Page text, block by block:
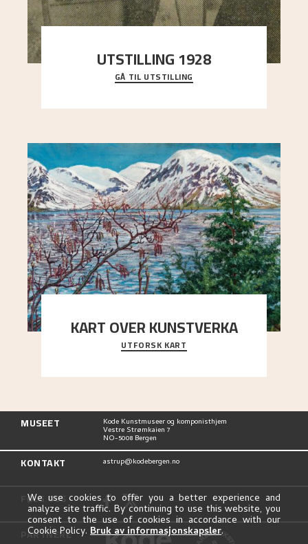
UTSTILLING 1928
Då Astrup døydde i 1928, tok vennene Moritz
Kaland og Simon Thorbjørnsen initiativ til å
GÅ TIL UTSTILLING
KART OVER KUNSTVERKA
Utforsk stedene og utsiktene i Astrups malerier
UTFORSK KART
MUSEET Kode Kunstmuseer og komponisthjem
Vestre Strømkaien 7
NO-5008 Bergen
KONTAKT astrup@kodebergen.no
FØLG OSS
PARTNERE
We use cookies to offer you a better experience and
analyze site traffic. By continuing to use this website, you
consent to the use of cookies in accordance with our
Cookie Policy. Bruk av informasjonskapsler.